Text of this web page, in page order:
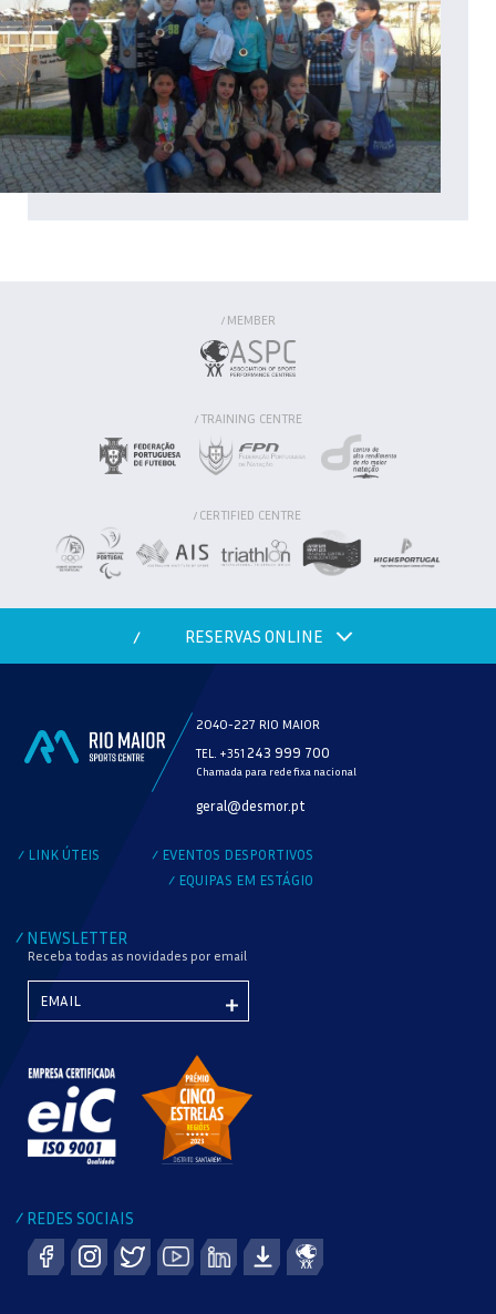
/ MEMBER
/ TRAINING CENTRE
/ CERTIFIED CENTRE
/ RESERVAS ONLINE
2040-227 RIO MAIOR
TEL. +351 243 999 700
Chamada para rede fixa nacional
geral@desmor.pt
/ LINK ÚTEIS / EVENTOS DESPORTIVOS
/ EQUIPAS EM ESTÁGIO
/ NEWSLETTER
Receba todas as novidades por email
/ REDES SOCIAIS